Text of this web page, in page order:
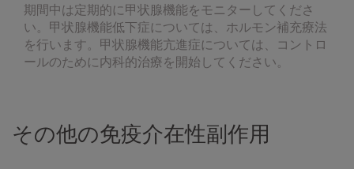
期間中は定期的に甲状腺機能をモニターしてくださ
い。甲状腺機能低下症については、ホルモン補充療法
を行います。甲状腺機能亢進症については、コントロ
ールのために内科的治療を開始してください。
その他の免疫介在性副作用